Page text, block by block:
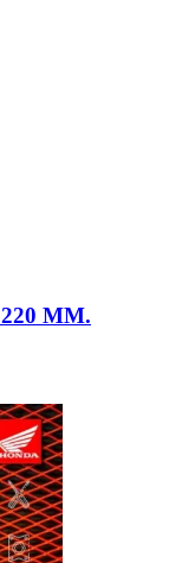
MM.